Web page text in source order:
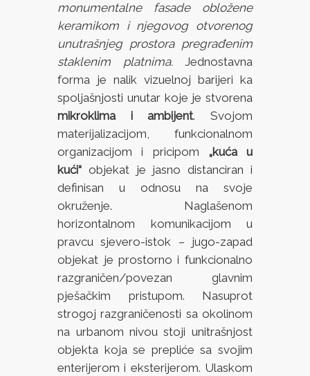
monumentalne fasade obložene
keramikom i njegovog otvorenog
unutrašnjeg prostora pregrađenim
staklenim platnima.Jednostavna
forma je nalik vizuelnoj barijeri ka
spoljašnjosti unutar koje je stvorena
mikroklima i ambijent. Svojom
materijalizacijom, funkcionalnom
organizacijom i pricipom „kuća u
kući“ objekat je jasno distanciran i
definisan u odnosu na svoje
okruženje. Naglašenom
horizontalnom komunikacijom u
pravcu sjevero-istok – jugo-zapad
objekat je prostorno i funkcionalno
razgraničen/povezan glavnim
pješačkim pristupom. Nasuprot
strogoj razgraničenosti sa okolinom
na urbanom nivou stoji unitrašnjost
objekta koja se prepliće sa svojim
enterijerom i eksterijerom. Ulaskom